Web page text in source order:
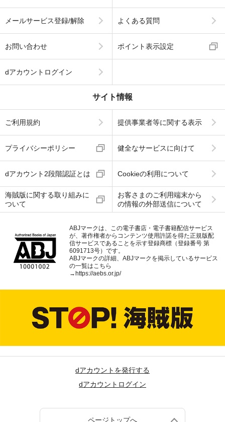
メールサービス登録/解除 よくある質問
お問い合わせ ポイント表示設定
dアカウントログイン
サイト情報
ご利用規約 提供事業者等に関する表示
プライバシーポリシー 健全なサービスに向けて
dアカウント2段階認証とは Cookieの利用について
海賊版に関する取り組みに
ついて
お客さまのご利用端末から
の情報の外部送信について
ABJマークは、この電子書店・電子書籍配信サービス
が、著作権者からコンテンツ使用許諾を得た正規版配
信サービスであることを示す登録商標（登録番号 第
6091713号）です。
ABJマークの詳細、ABJマークを掲示しているサービス
の一覧はこちら
→ https://aebs.or.jp/
dアカウントを発行する
dアカウントログイン
ページトップへ